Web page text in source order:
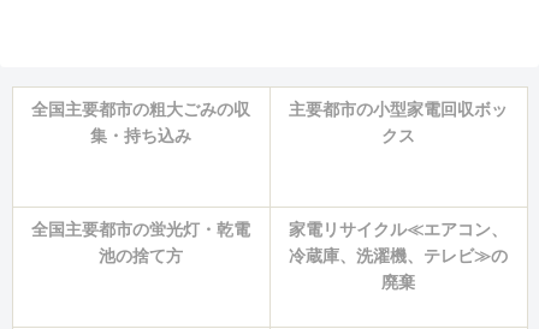
全国主要都市の粗大ごみの収
集・持ち込み
主要都市の小型家電回収ボッ
クス
全国主要都市の蛍光灯・乾電
池の捨て方
家電リサイクル≪エアコン、
冷蔵庫、洗濯機、テレビ≫の
廃棄